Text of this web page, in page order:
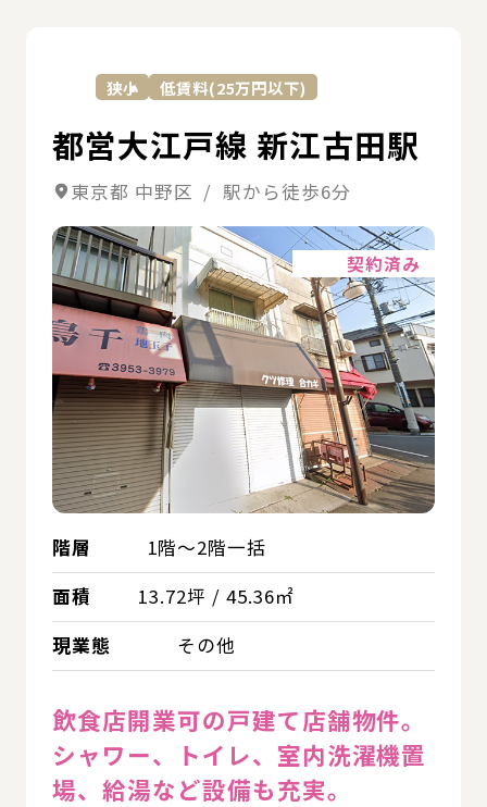
狭小 低賃料(25万円以下)
都営大江戸線 新江古田駅
東京都 中野区 / 駅から徒歩6分
契約済み
階層
1階～2階一括
面積
13.72坪 / 45.36㎡
現業態
その他
飲食店開業可の戸建て店舗物件。
シャワー、トイレ、室内洗濯機置
場、給湯など設備も充実。